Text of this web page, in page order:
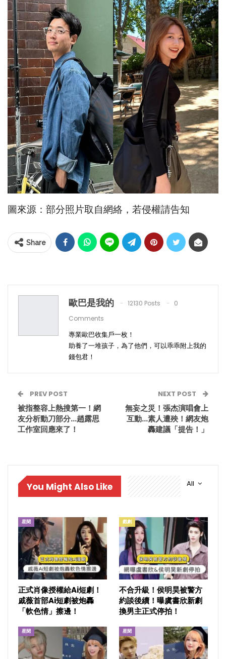
圖來源：部分照片取自網絡，若侵權請告知
Share
歐巴是我的 12130 Posts
0
Comments
專業歐巴收集戶一枚！
助養了一堆孩子，為了他們，可以乖乖附上我的
錢包君！
PREV POST
被指整容上熱搜第一！網
友分析動刀部分…趙露思
工作室回應來了！
NEXT POST
無妄之災！張杰演唱會上
互動…素人遭殃！網友炮
轟建議「提告！」
All
You Might Also Like
星聞
正式肖像授權給Ai短劇！
戚薇首部Ai短劇被炮轟
「軟色情」擦邊！
戲劇
不合升級！侯明昊被警方
約談後續！曝虞書欣新劇
換男主正式停拍！
星聞 星聞